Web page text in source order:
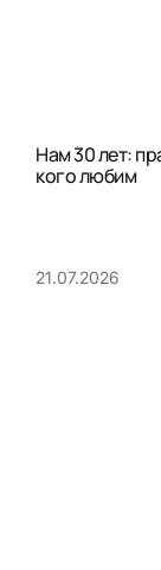
Нам 30 лет:
кого любим
21.07.2026